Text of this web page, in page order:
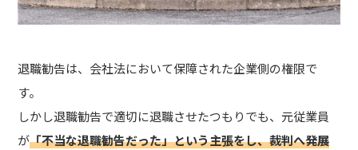
退職勧告は、会社法において保障された企業側の権限で
す。
しかし退職勧告で適切に退職させたつもりでも、元従業員
が「不当な退職勧告だった」という主張をし、裁判へ発展